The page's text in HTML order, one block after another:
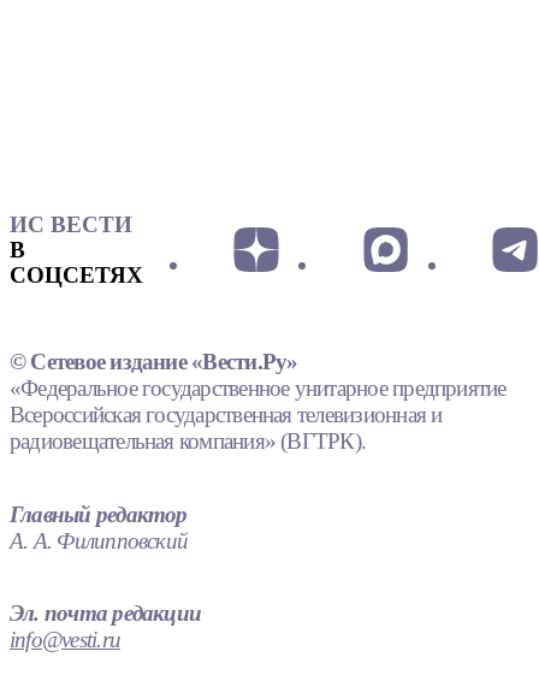
ИС ВЕСТИ
В
СОЦСЕТЯХ
© Сетевое издание «Вести.Ру»
«Федеральное государственное унитарное предприятие
Всероссийская государственная телевизионная и
радиовещательная компания» (ВГТРК).
Главный редактор
А. А. Филипповский
Эл. почта редакции
info@vesti.ru